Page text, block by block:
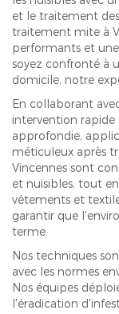
et le traitement
traitement mite à
performants et
soyez confronté à
domicile, notre
En collaborant
intervention rapide
approfondie,
méticuleux après
Vincennes sont
et nuisibles, tout
vêtements et
garantir que
terme.
Nos techniques
avec les normes
Nos équipes
l'éradication